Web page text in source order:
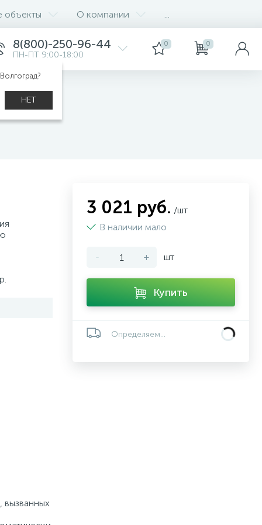
объекты О компании
НЕТ
8(800)-250-96-44
ПН-ПТ 9:00-18:00
0 0
вызванныx
3 021 руб. /шт
В наличии мало
- + шт
Купить
Определяем...